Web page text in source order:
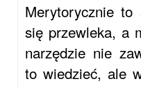
Merytorycznie to
się przewleka, a
narzędzie nie
to wiedzieć, ale